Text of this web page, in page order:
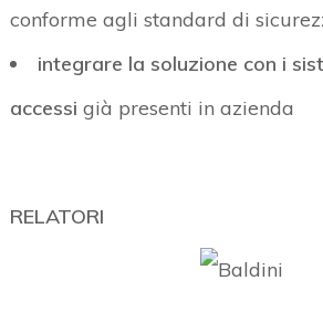
conforme agli standard di
integrare la soluzione con i
accessi già presenti in azienda
RELATORI